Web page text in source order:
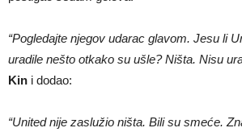
“Pogledajte njegov udarac glavom. Jesu li
uradile nešto otkako su ušle? Ništa. Nisu
Kin i dodao:
“United nije zaslužio ništa. Bili su smeće.